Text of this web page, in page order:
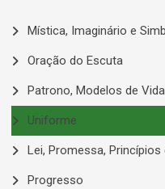
Mística, Imaginário e
Oração do Escuta
Patrono, Modelos de
Uniforme
Lei, Promessa, Princípios
Progresso